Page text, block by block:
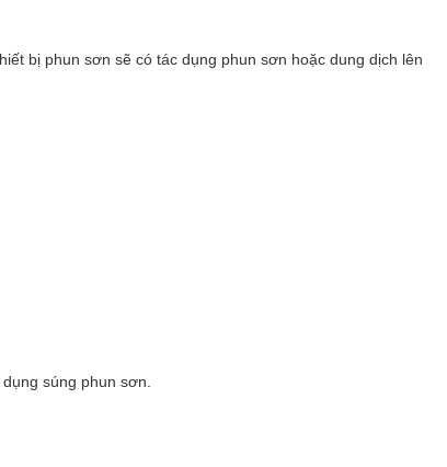
bị phun sơn sẽ có tác dụng phun sơn hoặc dung dịch lên
súng phun sơn.